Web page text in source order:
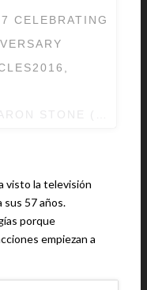
CELEBRATING
visto la televisión
sus 57 años.
porque
empiezan a